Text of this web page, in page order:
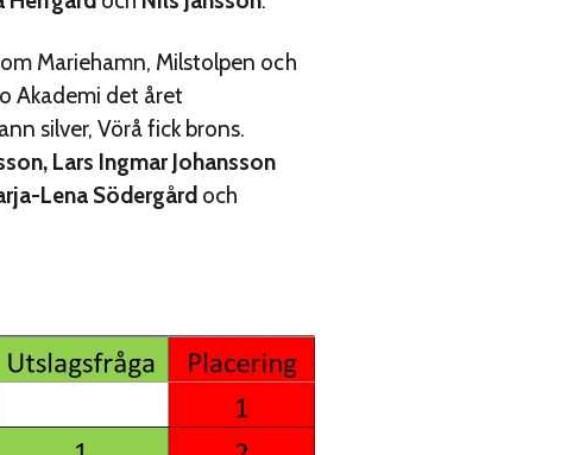
Mariehamn, Milstolpen och
Akademi det året
silver, Vörå fick brons.
Lars Ingmar Johansson
Lena Södergård och